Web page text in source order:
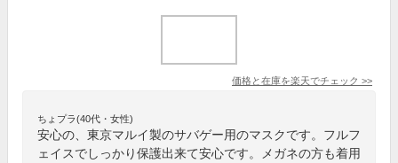
価格と在庫を楽天でチェック >>
ちょプラ(40代・女性)
安心の、東京マルイ製のサバゲー用のマスクです。フルフ
ェイスでしっかり保護出来て安心です。メガネの方も着用